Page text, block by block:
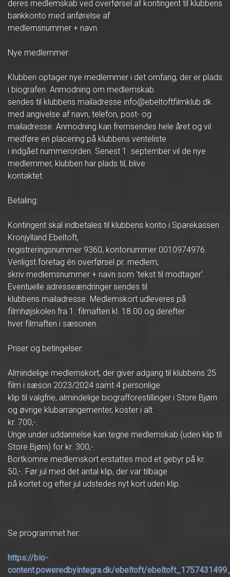
deres medlemskab ved overførsel af kontingent til klubbens
bankkonto med anførelse af
medlemsnummer + navn.
Nye medlemmer:
Klubben optager nye medlemmer i det omfang, der er plads
i biografen. Anmodning om medlemskab
sendes til klubbens mailadresse info@ebeltoftfilmklub.dk
med angivelse af navn, telefon, post- og
mailadresse. Anmodning kan fremsendes hele året og vil
medføre en placering på klubbens venteliste
i indgået nummerorden. Senest 1. september vil de nye
medlemmer, klubben har plads til, blive
kontaktet.
Betaling:
Kontingent skal indbetales til klubbens konto i Sparekassen
Kronjylland Ebeltoft,
registreringsnummer 9360, kontonummer 0010974976.
Venligst foretag én overførsel pr. medlem,
skriv medlemsnummer + navn som 'tekst til modtager'.
Eventuelle adresseændringer sendes til
klubbens mailadresse. Medlemskort udleveres på
filmhøjskolen fra 1. filmaften kl. 18.00 og derefter
hver filmaften i sæsonen.
Priser og betingelser:
Almindelige medlemskort, der giver adgang til klubbens 25
film i sæson 2023/2024 samt 4 personlige
klip til valgfrie, almindelige biografforestillinger i Store Bjørn
og øvrige klubarrangementer, koster i alt
kr. 700,-.
Unge under uddannelse kan tegne medlemskab (uden klip til
Store Bjørn) for kr. 300,-.
Bortkomne medlemskort erstattes mod et gebyr på kr.
50,-. Før jul med det antal klip, der var tilbage
på kortet og efter jul udstedes nyt kort uden klip.
Se programmet her:
https://bio-
content.poweredbyintegra.dk/ebeltoft/